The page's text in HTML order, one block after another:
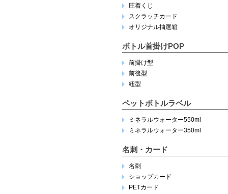
圧着くじ
スクラッチカード
オリジナル抽選箱
ボトル首掛けPOP
前掛け型
前後型
紐型
ペットボトルラベル
ミネラルウォーター550ml
ミネラルウォーター350ml
名刺・カード
名刺
ショップカード
PETカード